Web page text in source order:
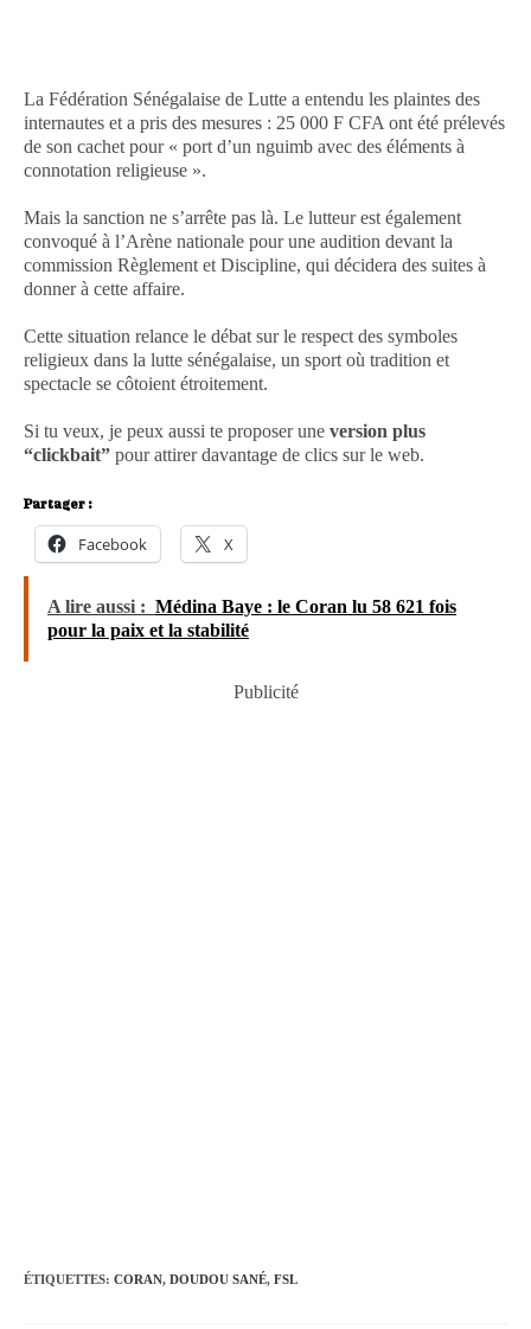
La Fédération Sénégalaise de Lutte a entendu les plaintes des
internautes et a pris des mesures : 25 000 F CFA ont été prélevés
de son cachet pour « port d’un nguimb avec des éléments à
connotation religieuse ».
Mais la sanction ne s’arrête pas là. Le lutteur est également
convoqué à l’Arène nationale pour une audition devant la
commission Règlement et Discipline, qui décidera des suites à
donner à cette affaire.
Cette situation relance le débat sur le respect des symboles
religieux dans la lutte sénégalaise, un sport où tradition et
spectacle se côtoient étroitement.
Si tu veux, je peux aussi te proposer une version plus
“clickbait” pour attirer davantage de clics sur le web.
Partager :
Facebook X
A lire aussi : Médina Baye : le Coran lu 58 621 fois
pour la paix et la stabilité
Publicité
ÉTIQUETTES: CORAN, DOUDOU SANÉ, FSL